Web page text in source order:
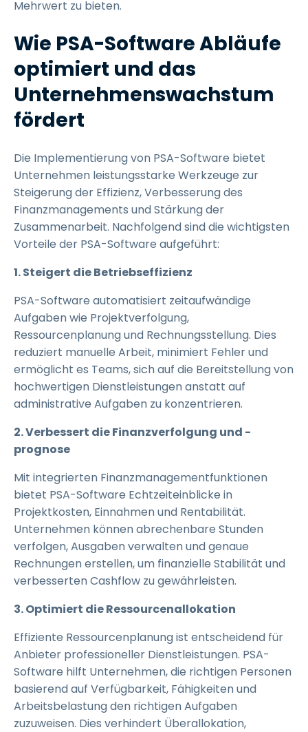
Mehrwert zu bieten.
Wie PSA-Software Abläufe
optimiert und das
Unternehmenswachstum
fördert
Die Implementierung von PSA-Software bietet
Unternehmen leistungsstarke Werkzeuge zur
Steigerung der Effizienz, Verbesserung des
Finanzmanagements und Stärkung der
Zusammenarbeit. Nachfolgend sind die wichtigsten
Vorteile der PSA-Software aufgeführt:
1. Steigert die Betriebseffizienz
PSA-Software automatisiert zeitaufwändige
Aufgaben wie Projektverfolgung,
Ressourcenplanung und Rechnungsstellung. Dies
reduziert manuelle Arbeit, minimiert Fehler und
ermöglicht es Teams, sich auf die Bereitstellung von
hochwertigen Dienstleistungen anstatt auf
administrative Aufgaben zu konzentrieren.
2. Verbessert die Finanzverfolgung und -
prognose
Mit integrierten Finanzmanagementfunktionen
bietet PSA-Software Echtzeiteinblicke in
Projektkosten, Einnahmen und Rentabilität.
Unternehmen können abrechenbare Stunden
verfolgen, Ausgaben verwalten und genaue
Rechnungen erstellen, um finanzielle Stabilität und
verbesserten Cashflow zu gewährleisten.
3. Optimiert die Ressourcenallokation
Effiziente Ressourcenplanung ist entscheidend für
Anbieter professioneller Dienstleistungen. PSA-
Software hilft Unternehmen, die richtigen Personen
basierend auf Verfügbarkeit, Fähigkeiten und
Arbeitsbelastung den richtigen Aufgaben
zuzuweisen. Dies verhindert Überallokation,